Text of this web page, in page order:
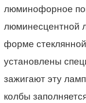
люминофорное
люминесцентной
форме
установлены
зажигают эту
колбы